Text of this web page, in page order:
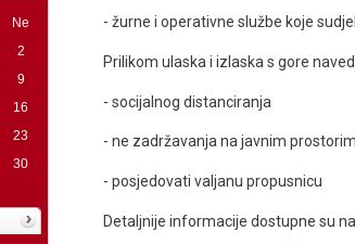
Ne
2
9
16
23
30
- žurne i operativne službe koje
Prilikom ulaska i izlaska s gore
- socijalnog distanciranja
- ne zadržavanja na javnim
- posjedovati valjanu propusnicu
Detaljnije informacije dostupne su